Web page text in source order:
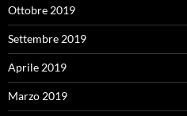
Ottobre 2019
Settembre 2019
Aprile 2019
Marzo 2019